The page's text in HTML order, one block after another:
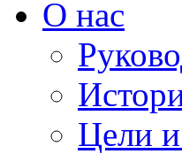
О нас
Цели и